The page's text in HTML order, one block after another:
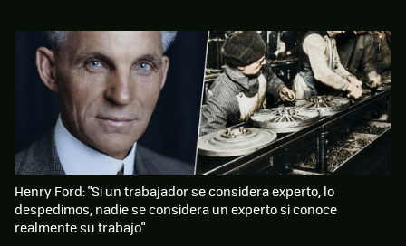
Henry Ford: "Si un trabajador se considera experto, lo
despedimos, nadie se considera un experto si conoce
realmente su trabajo"